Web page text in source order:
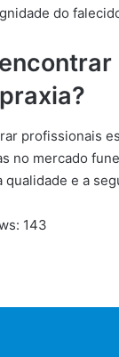
do
profissionais
no mercado
qualidade e a
143